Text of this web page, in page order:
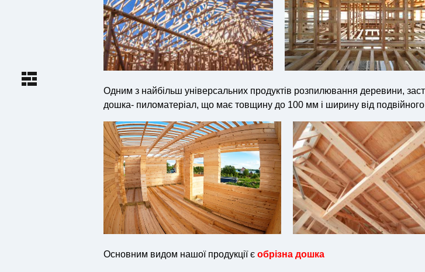
Одним з найбільш універсальних продуктів розпилювання деревини,
дошка- пиломатеріал, що має товщину до 100 мм і ширину від
Основним видом нашої продукції є обрізна дошка